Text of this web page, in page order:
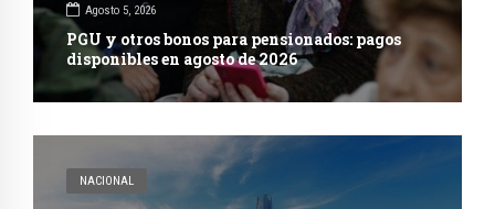
Agosto 5, 2026
PGU y otros bonos para pensionados: pagos
disponibles en agosto de 2026
NACIONAL